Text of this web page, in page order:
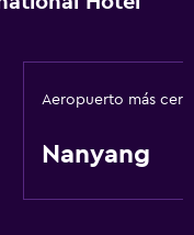
Aeropuerto más
Nanyang